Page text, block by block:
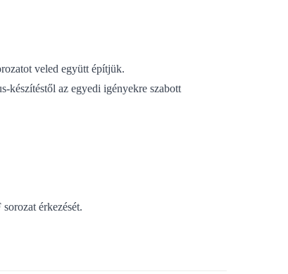
veled együtt építjük.
készítéstől az egyedi igényekre szabott
érkezését.